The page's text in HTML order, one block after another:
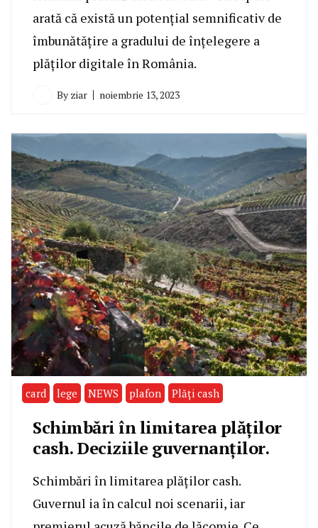
arată că există un potențial semnificativ de
îmbunătățire a gradului de înțelegere a
plăților digitale în România.
By ziar noiembrie 13, 2023
card lege NEWS plafon Plăți cash
Schimbări în limitarea plăților
cash. Deciziile guvernanților.
Schimbări în limitarea plăților cash.
Guvernul ia în calcul noi scenarii, iar